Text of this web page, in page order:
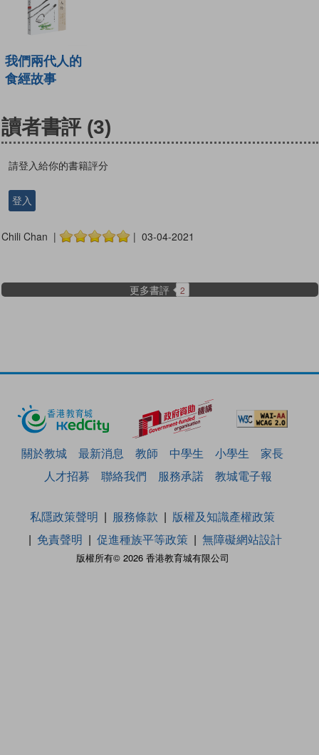
我們兩代人的
食經故事
讀者書評 (3)
請登入給你的書籍評分
登入
Chili Chan | | 03-04-2021
更多書評 2
關於教城 最新消息 教師 中學生 小學生
家長
人才招募
聯絡我們 服務承諾 教城電子報
版權所有© 2026 香港教育城有限公司
私隱政策聲明 服務條款
版權及知識產權政策
免責聲明
促進種族平等政策 無障礙網站設計